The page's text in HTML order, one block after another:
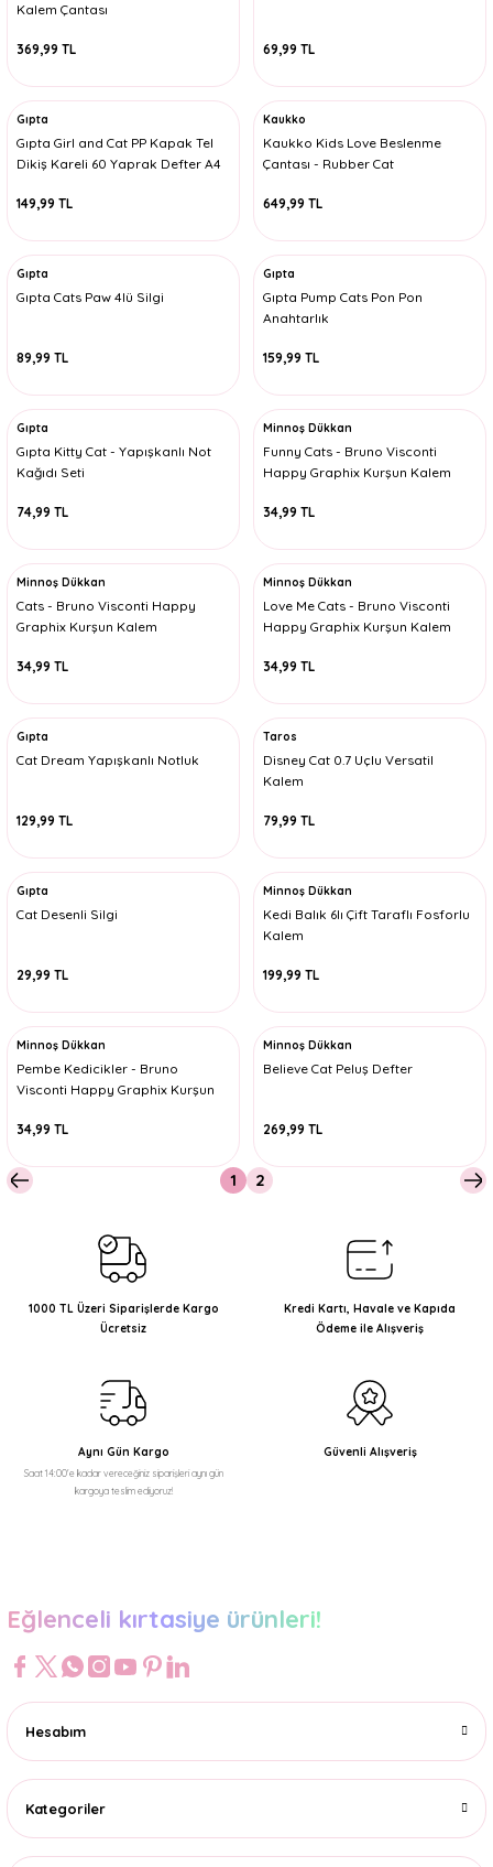
Kalem Çantası
369,99 TL 69,99 TL
Gıpta
Gıpta Girl and Cat PP Kapak Tel
Dikiş Kareli 60 Yaprak Defter A4
149,99 TL
Kaukko
Kaukko Kids Love Beslenme
Çantası - Rubber Cat
649,99 TL
Gıpta
Gıpta Cats Paw 4lü Silgi
89,99 TL
Gıpta
Gıpta Pump Cats Pon Pon
Anahtarlık
159,99 TL
Gıpta
Gıpta Kitty Cat - Yapışkanlı Not
Kağıdı Seti
74,99 TL
Minnoş Dükkan
Funny Cats - Bruno Visconti
Happy Graphix Kurşun Kalem
34,99 TL
Minnoş Dükkan
Cats - Bruno Visconti Happy
Graphix Kurşun Kalem
34,99 TL
Minnoş Dükkan
Love Me Cats - Bruno Visconti
Happy Graphix Kurşun Kalem
34,99 TL
Gıpta
Cat Dream Yapışkanlı Notluk
129,99 TL
Taros
Disney Cat 0.7 Uçlu Versatil
Kalem
79,99 TL
Gıpta
Cat Desenli Silgi
29,99 TL
Minnoş Dükkan
Kedi Balık 6lı Çift Taraflı Fosforlu
Kalem
199,99 TL
Minnoş Dükkan
Pembe Kedicikler - Bruno
Visconti Happy Graphix Kurşun
34,99 TL
Minnoş Dükkan
Believe Cat Peluş Defter
269,99 TL
1 2
1000 TL Üzeri Siparişlerde Kargo
Ücretsiz
Kredi Kartı, Havale ve Kapıda
Ödeme ile Alışveriş
Aynı Gün Kargo
Saat 14:00'e kadar vereceğiniz siparişleri aynı gün
kargoya teslim ediyoruz!
Güvenli Alışveriş
Eğlenceli kırtasiye ürünleri!
Hesabım
Kategoriler